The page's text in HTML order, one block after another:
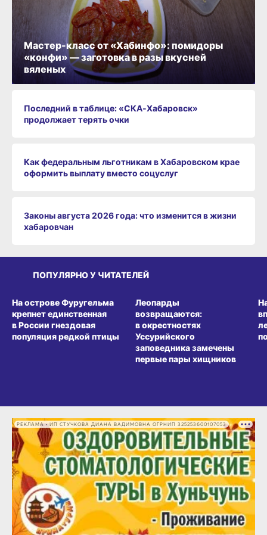
Последний в таблице: «СКА‑Хабаровск»
продолжает терять очки
Как федеральным льготникам в Хабаровском крае
оформить выплату вместо соцуслуг
Законы августа 2026 года: что изменится в жизни
хабаровчан
Мастер-класс от «Хабинфо»: помидоры
«конфи» — заготовка в разы вкусней
вяленых
ПОПУЛЯРНО У ЧИТАТЕЛЕЙ
На острове Фуругельма
крепнет единственная
в России гнездовая
популяция редкой птицы
Леопарды
возвращаются:
в окрестностях
Уссурийского
заповедника замечены
первые пары хищников
РЕКЛАМА • ИП СТУЧКОВА ДИАНА ВАДИМОВНА ОГРНИП 325253600107053